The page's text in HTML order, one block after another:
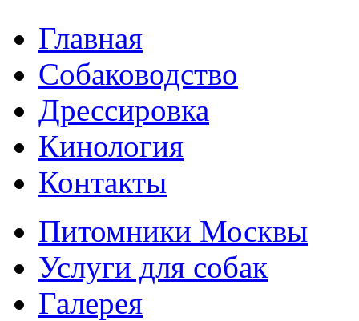
Главная
Собаководство
Дрессировка
Кинология
Контакты
Питомники Москвы
Услуги для собак
Галерея